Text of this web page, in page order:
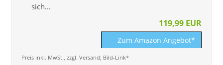
sich...
119,99 EUR
Zum Amazon Angebot*
Preis inkl. MwSt., zzgl. Versand; Bild-Link*